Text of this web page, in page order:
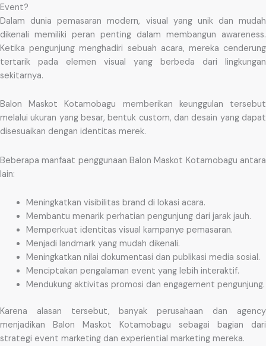
Event?
Dalam dunia pemasaran modern, visual yang unik dan mudah
dikenali memiliki peran penting dalam membangun awareness.
Ketika pengunjung menghadiri sebuah acara, mereka cenderung
tertarik pada elemen visual yang berbeda dari lingkungan
sekitarnya.
Balon Maskot Kotamobagu memberikan keunggulan tersebut
melalui ukuran yang besar, bentuk custom, dan desain yang dapat
disesuaikan dengan identitas merek.
Beberapa manfaat penggunaan Balon Maskot Kotamobagu antara
lain:
Meningkatkan visibilitas brand di lokasi acara.
Membantu menarik perhatian pengunjung dari jarak jauh.
Memperkuat identitas visual kampanye pemasaran.
Menjadi landmark yang mudah dikenali.
Meningkatkan nilai dokumentasi dan publikasi media sosial.
Menciptakan pengalaman event yang lebih interaktif.
Mendukung aktivitas promosi dan engagement pengunjung.
Karena alasan tersebut, banyak perusahaan dan agency
menjadikan Balon Maskot Kotamobagu sebagai bagian dari
strategi event marketing dan experiential marketing mereka.